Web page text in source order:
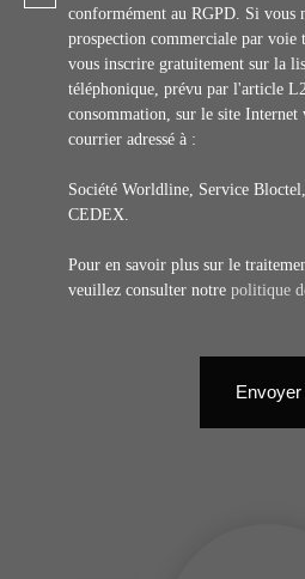
conformément au RGPD. Si vous
prospection commerciale par voie
vous inscrire gratuitement sur la
téléphonique, prévu par l'article
consommation, sur le site
courrier adressé à :
Société Worldline, Service
CEDEX.
Pour en savoir plus sur le
veuillez consulter notre politique
Envoyer